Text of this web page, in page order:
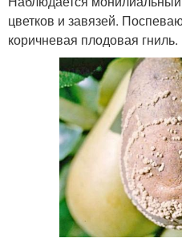
цветков и завязей.
коричневая плодовая гниль.